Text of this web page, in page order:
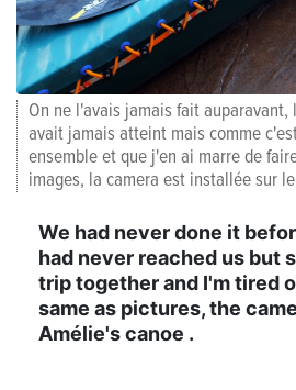
On ne l'avais jamais fait auparavant,
avait jamais atteint mais comme
ensemble et que j'en ai marre de
images, la camera est installée sur
We had never done it
had never reached us but
trip together and I'm tired
same as pictures, the
Amélie's canoe .